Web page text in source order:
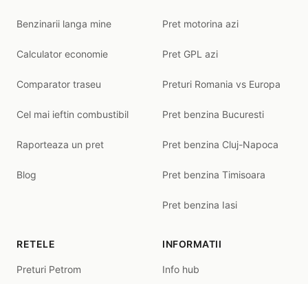
Benzinarii langa mine
Calculator economie
Comparator traseu
Cel mai ieftin combustibil
Raporteaza un pret
Blog
Pret motorina azi
Pret GPL azi
Preturi Romania vs Europa
Pret benzina Bucuresti
Pret benzina Cluj-Napoca
Pret benzina Timisoara
Pret benzina Iasi
RETELE
Preturi Petrom
INFORMATII
Info hub